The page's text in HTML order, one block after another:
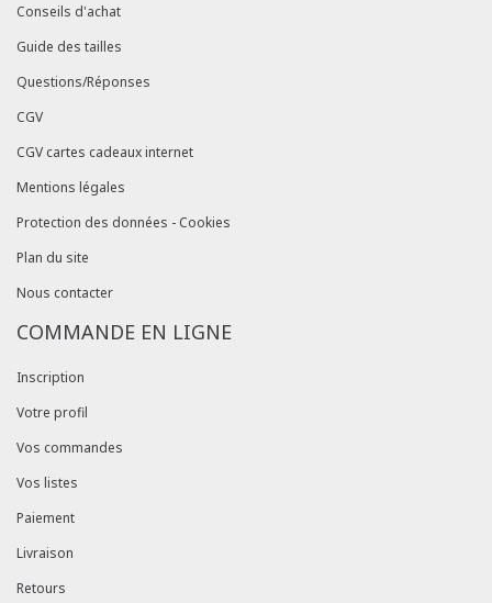
Conseils d'achat
Guide des tailles
Questions/Réponses
CGV
CGV cartes cadeaux internet
Mentions légales
Protection des données - Cookies
Plan du site
Nous contacter
COMMANDE EN LIGNE
Inscription
Votre profil
Vos commandes
Vos listes
Paiement
Livraison
Retours